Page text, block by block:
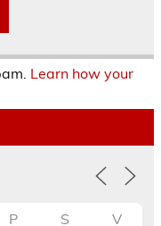
Learn how your
P S V